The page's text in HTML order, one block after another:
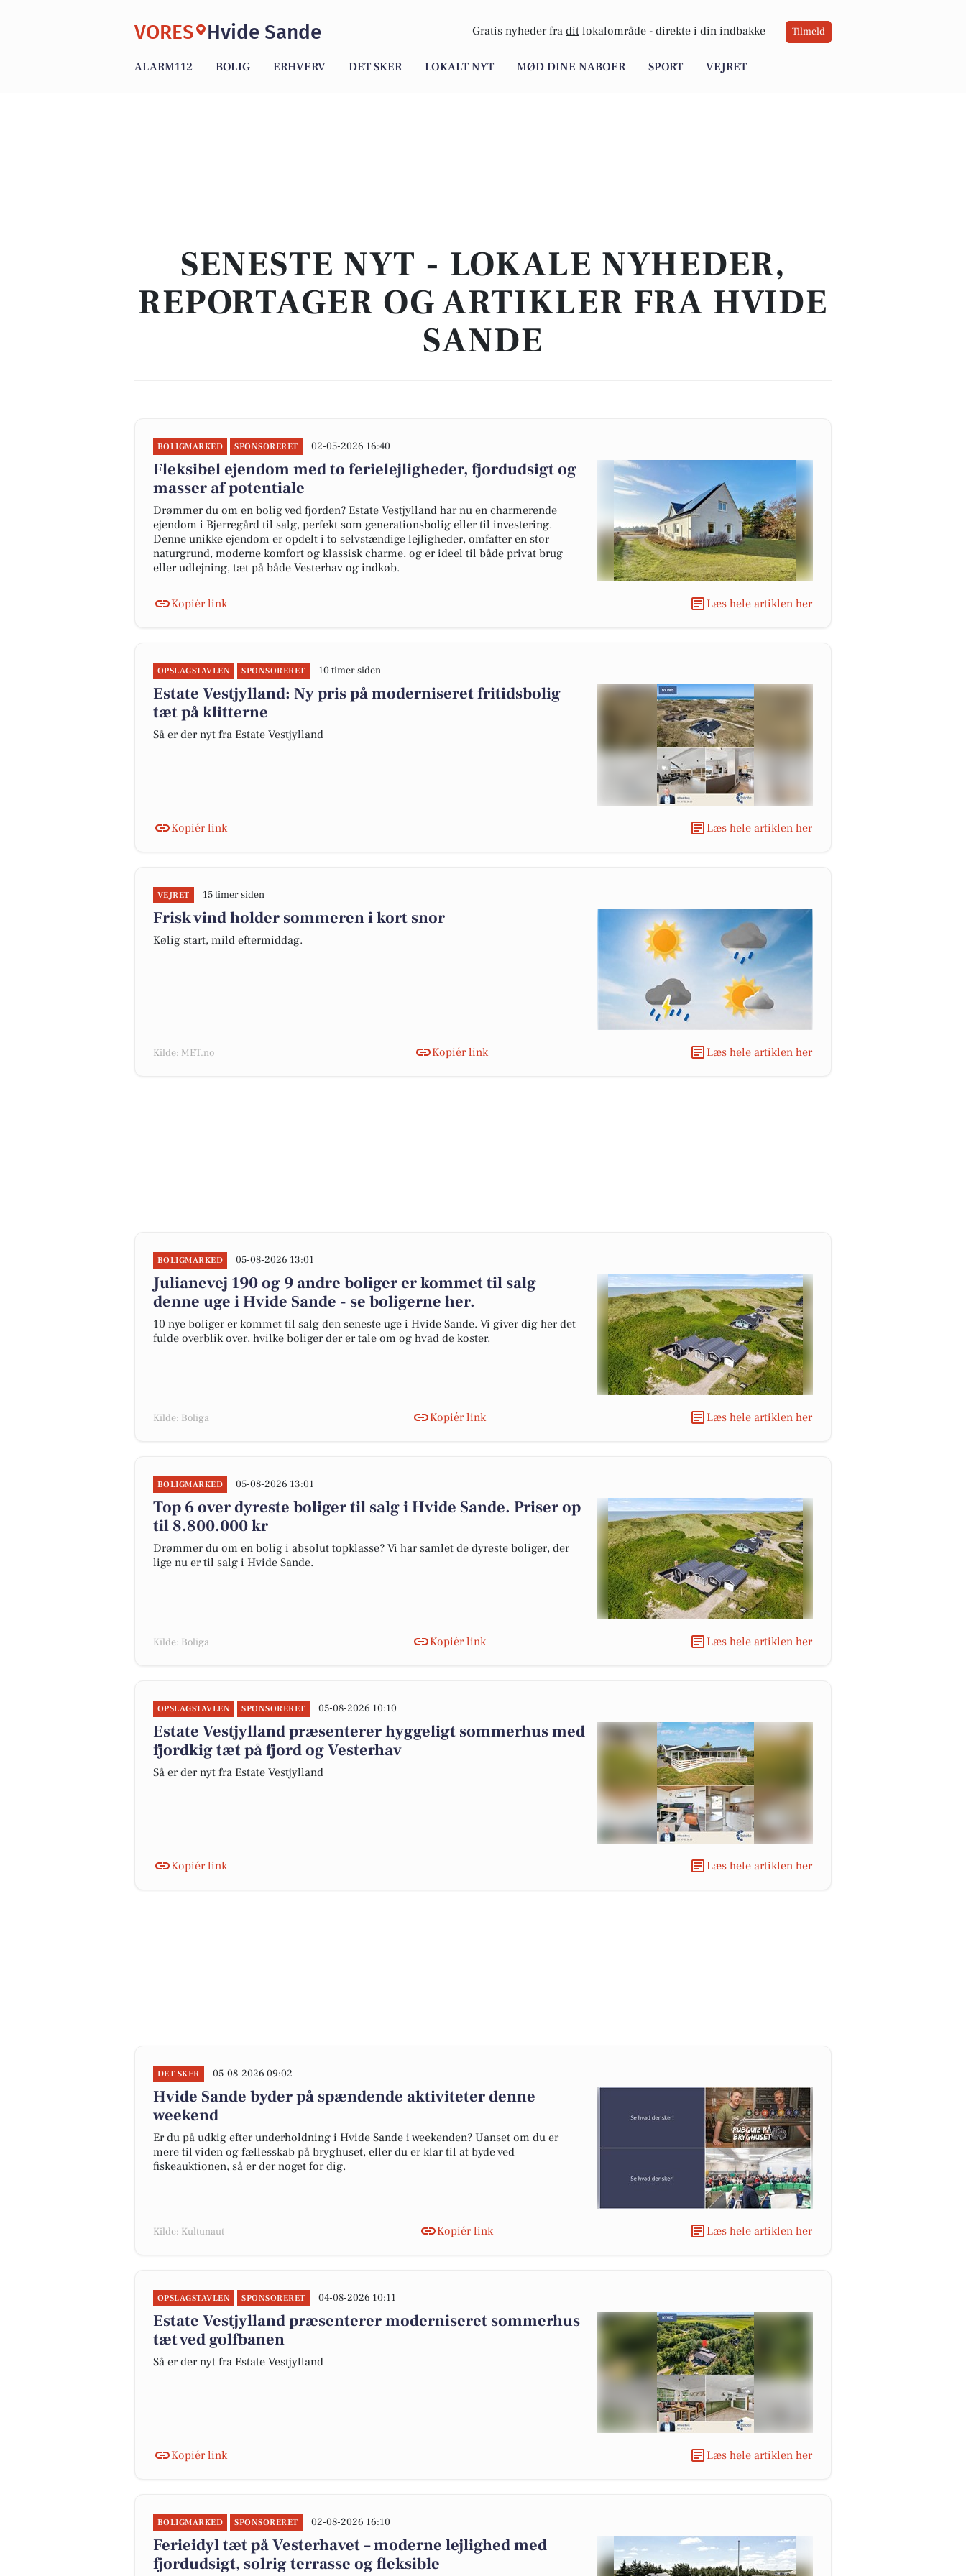
VORES Hvide Sande Gratis nyheder fra dit lokalområde - direkte i din indbakke Tilmeld
ALARM112 BOLIG ERHVERV DET SKER LOKALT NYT MØD DINE NABOER SPORT VEJRET
SENESTE NYT - LOKALE NYHEDER,
REPORTAGER OG ARTIKLER FRA HVIDE
SANDE
BOLIGMARKED SPONSORERET 02-05-2026 16:40
Fleksibel ejendom med to ferielejligheder, fjordudsigt og
masser af potentiale
Drømmer du om en bolig ved fjorden? Estate Vestjylland har nu en charmerende
ejendom i Bjerregård til salg, perfekt som generationsbolig eller til investering.
Denne unikke ejendom er opdelt i to selvstændige lejligheder, omfatter en stor
naturgrund, moderne komfort og klassisk charme, og er ideel til både privat brug
eller udlejning, tæt på både Vesterhav og indkøb.
Kopiér link Læs hele artiklen her
OPSLAGSTAVLEN SPONSORERET 10 timer siden
Estate Vestjylland: Ny pris på moderniseret fritidsbolig
tæt på klitterne
Så er der nyt fra Estate Vestjylland
Kopiér link Læs hele artiklen her
VEJRET 15 timer siden
Frisk vind holder sommeren i kort snor
Kølig start, mild eftermiddag.
Kilde: MET.no Kopiér link Læs hele artiklen her
BOLIGMARKED 05-08-2026 13:01
Julianevej 190 og 9 andre boliger er kommet til salg
denne uge i Hvide Sande - se boligerne her.
10 nye boliger er kommet til salg den seneste uge i Hvide Sande. Vi giver dig her det
fulde overblik over, hvilke boliger der er tale om og hvad de koster.
Kilde: Boliga Kopiér link Læs hele artiklen her
BOLIGMARKED 05-08-2026 13:01
Top 6 over dyreste boliger til salg i Hvide Sande. Priser op
til 8.800.000 kr
Drømmer du om en bolig i absolut topklasse? Vi har samlet de dyreste boliger, der
lige nu er til salg i Hvide Sande.
Kilde: Boliga Kopiér link Læs hele artiklen her
OPSLAGSTAVLEN SPONSORERET 05-08-2026 10:10
Estate Vestjylland præsenterer hyggeligt sommerhus med
fjordkig tæt på fjord og Vesterhav
Så er der nyt fra Estate Vestjylland
Kopiér link Læs hele artiklen her
DET SKER 05-08-2026 09:02
Hvide Sande byder på spændende aktiviteter denne
weekend
Er du på udkig efter underholdning i Hvide Sande i weekenden? Uanset om du er
mere til viden og fællesskab på bryghuset, eller du er klar til at byde ved
fiskeauktionen, så er der noget for dig.
Kilde: Kultunaut Kopiér link Læs hele artiklen her
OPSLAGSTAVLEN SPONSORERET 04-08-2026 10:11
Estate Vestjylland præsenterer moderniseret sommerhus
tæt ved golfbanen
Så er der nyt fra Estate Vestjylland
Kopiér link Læs hele artiklen her
BOLIGMARKED SPONSORERET 02-08-2026 16:10
Ferieidyl tæt på Vesterhavet – moderne lejlighed med
fjordudsigt, solrig terrasse og fleksible